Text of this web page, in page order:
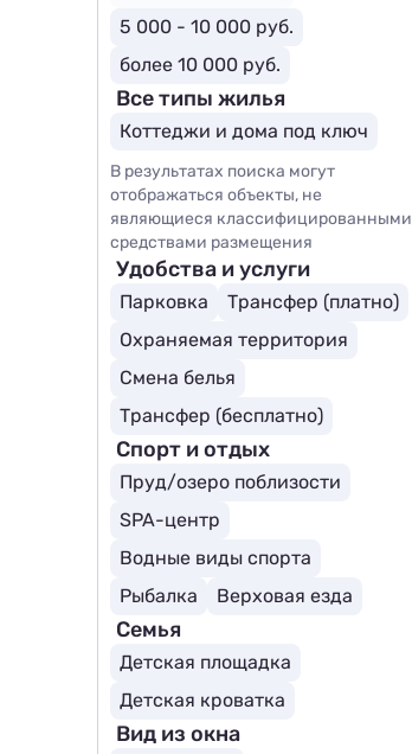
5 000 - 10 000 руб.
более 10 000 руб.
Все типы жилья
Коттеджи и дома под ключ
В результатах поиска могут
отображаться объекты, не
являющиеся классифицированными
средствами размещения
Удобства и услуги
Парковка
Трансфер (платно)
Охраняемая территория
Смена белья
Трансфер (бесплатно)
Спорт и отдых
Пруд/озеро поблизости
SPA-центр
Водные виды спорта
Рыбалка
Верховая езда
Семья
Детская площадка
Детская кроватка
Вид из окна